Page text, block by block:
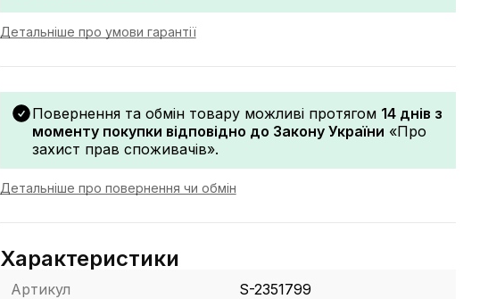
Детальніше про умови гарантії
Повернення та обмін товару можливі протягом 14 днів з
моменту покупки відповідно до Закону України «Про
захист прав споживачів».
Детальніше про повернення чи обмін
Характеристики
Артикул S-2351799